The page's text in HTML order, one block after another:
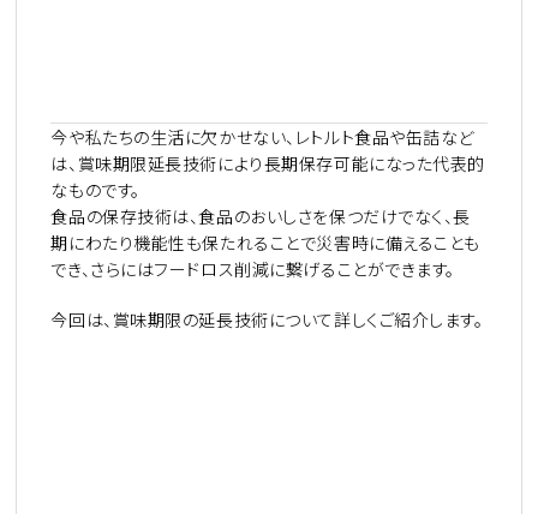
今や私たちの生活に欠かせない、レトルト食品や缶詰など
は、賞味期限延長技術により長期保存可能になった代表的
なものです。
食品の保存技術は、食品のおいしさを保つだけでなく、長
期にわたり機能性も保たれることで災害時に備えることも
でき、さらにはフードロス削減に繋げることができます。
今回は、賞味期限の延長技術について詳しくご紹介します。